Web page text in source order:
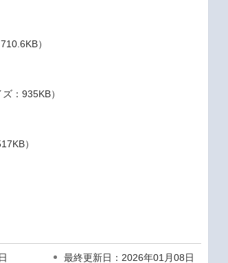
）
：935KB）
）
最終更新日：2026年01月08日